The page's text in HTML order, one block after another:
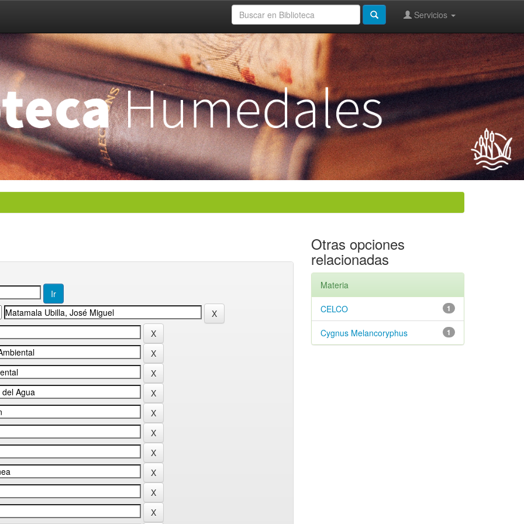
Servicios
Otras opciones
relacionadas
Materia
1
CELCO
1
Cygnus Melancoryphus